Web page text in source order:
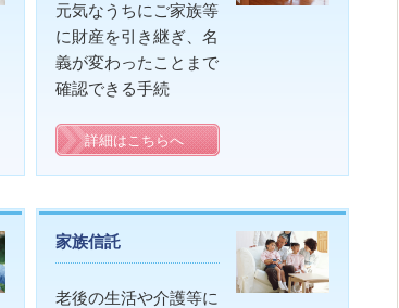
元気なうちにご家族等
に財産を引き継ぎ、名
義が変わったことまで
確認できる手続
詳細はこちらへ
家族信託
老後の生活や介護等に